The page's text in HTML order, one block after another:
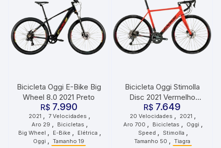
Bicicleta Oggi E-Bike Big
Wheel 8.0 2021 Preto
R$ 7.990
2021 , 7 Velocidades ,
Aro 29 , Bicicletas ,
Big Wheel , E-Bike , Elétrica ,
Oggi , Tamanho 19
Bicicleta Oggi Stimolla
Disc 2021 Vermelho
Preto
R$ 7.649
20 Velocidades , 2021 ,
Aro 700 , Bicicletas , Oggi ,
Speed , Stimolla ,
Tamanho 50 , Tiagra